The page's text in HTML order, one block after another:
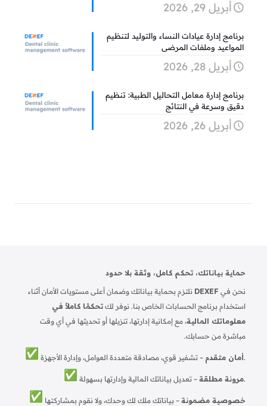
أبريل 29, 2026
برنامج إدارة عيادات النساء والتوليد لتنظيم
المواعيد وملفات المرضى
أبريل 28, 2026
برنامج إدارة معامل التحاليل الطبية: تنظيم
دقيق وسرعة في النتائج
أبريل 26, 2026
حماية بياناتك، تحكم كامل، وثقة بلا حدود
نحن في DEXEF نلتزم بحماية بياناتك وضمان أعلى مستويات الأمان أثناء
استخدام برنامج الحسابات الخاص بنا. نوفر لك تحكمًا كاملاً في
معلوماتك المالية، مع إمكانية إدارتها، تنزيلها أو تحديثها في أي وقت
مباشرة من حسابك.
أمان متقدم– تشفير قوي، مصادقة متعددة العوامل، وإدارة الأجهزة.
مرونة مطلقة– تعديل بياناتك المالية وإدارتها بسهولة.
خصوصية مضمونة – بياناتك ملك لك وحدك، ولا نقوم بمشاركتها